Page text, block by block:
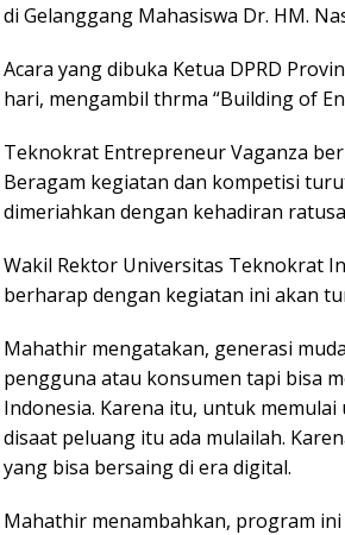
di Gelanggang Mahasiswa Dr. HM.
Acara yang dibuka Ketua DPRD
hari, mengambil thrma “Building of
Teknokrat Entrepreneur Vaganza
Beragam kegiatan dan kompetisi
dimeriahkan dengan kehadiran
Wakil Rektor Universitas Teknokrat
berharap dengan kegiatan ini akan
Mahathir mengatakan, generasi
pengguna atau konsumen tapi bisa
Indonesia. Karena itu, untuk
disaat peluang itu ada mulailah.
yang bisa bersaing di era digital.
Mahathir menambahkan, program